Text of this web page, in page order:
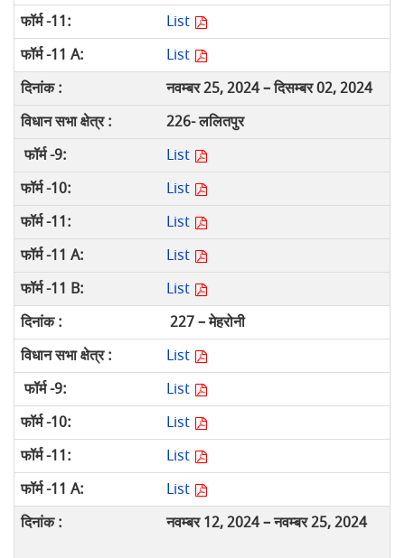
List
List
नवम्बर 25, 2024 – दिसम्बर 02, 2024
226- ललितपुर
List
List
List
List
List
227 – मेहरोनी
List
List
List
List
List
नवम्बर 12, 2024 – नवम्बर 25, 2024